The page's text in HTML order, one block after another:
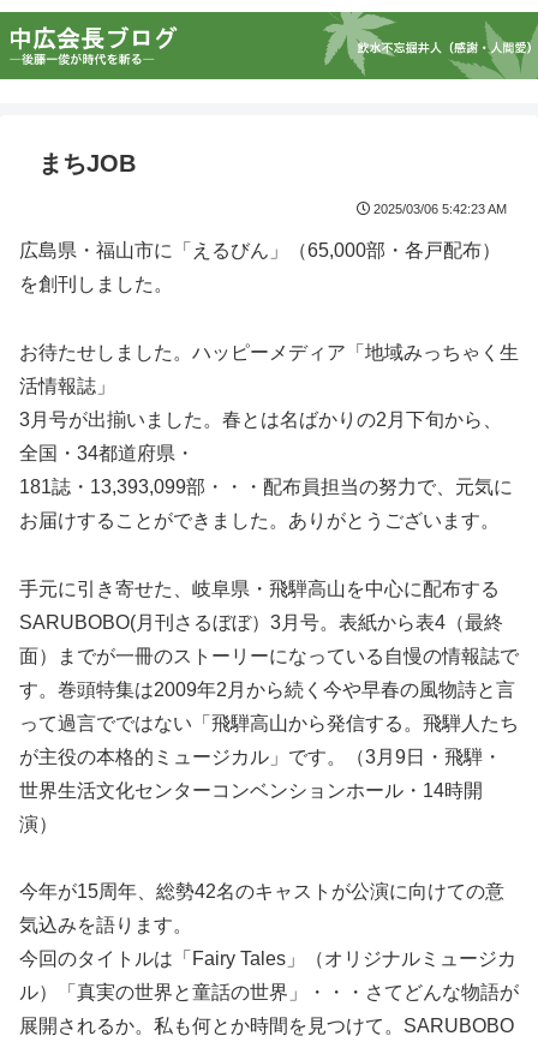
まちJOB
2025/03/06 5:42:23 AM
広島県・福山市に「えるびん」（65,000部・各戸配布）
を創刊しました。
お待たせしました。ハッピーメディア「地域みっちゃく生
活情報誌」
3月号が出揃いました。春とは名ばかりの2月下旬から、
全国・34都道府県・
181誌・13,393,099部・・・配布員担当の努力で、元気に
お届けすることができました。ありがとうございます。
手元に引き寄せた、岐阜県・飛騨高山を中心に配布する
SARUBOBO(月刊さるぼぼ）3月号。表紙から表4（最終
面）までが一冊のストーリーになっている自慢の情報誌で
す。巻頭特集は2009年2月から続く今や早春の風物詩と言
って過言でではない「飛騨高山から発信する。飛騨人たち
が主役の本格的ミュージカル」です。（3月9日・飛騨・
世界生活文化センターコンベンションホール・14時開
演）
今年が15周年、総勢42名のキャストが公演に向けての意
気込みを語ります。
今回のタイトルは「Fairy Tales」（オリジナルミュージカ
ル）「真実の世界と童話の世界」・・・さてどんな物語が
展開されるか。私も何とか時間を見つけて。SARUBOBO